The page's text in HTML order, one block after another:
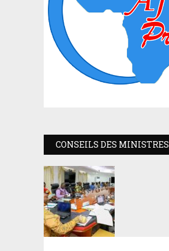
CONSEILS DES MINISTRES